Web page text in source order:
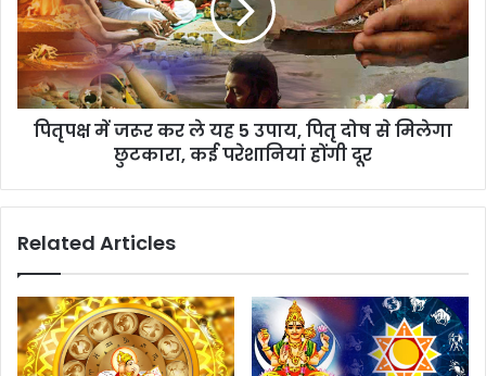
पितृपक्ष में जरूर कर ले यह 5 उपाय, पितृ दोष से मिलेगा
छुटकारा, कई परेशानियां होंगी दूर
Related Articles